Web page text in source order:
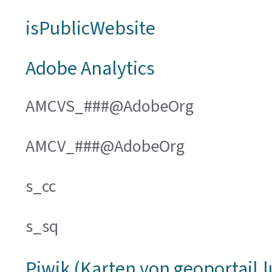
isPublicWebsite
Adobe Analytics
AMCVS_###@AdobeOrg
AMCV_###@AdobeOrg
s_cc
s_sq